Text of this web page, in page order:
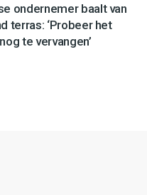
ondernemer baalt van
terras: ‘Probeer het
te vervangen’